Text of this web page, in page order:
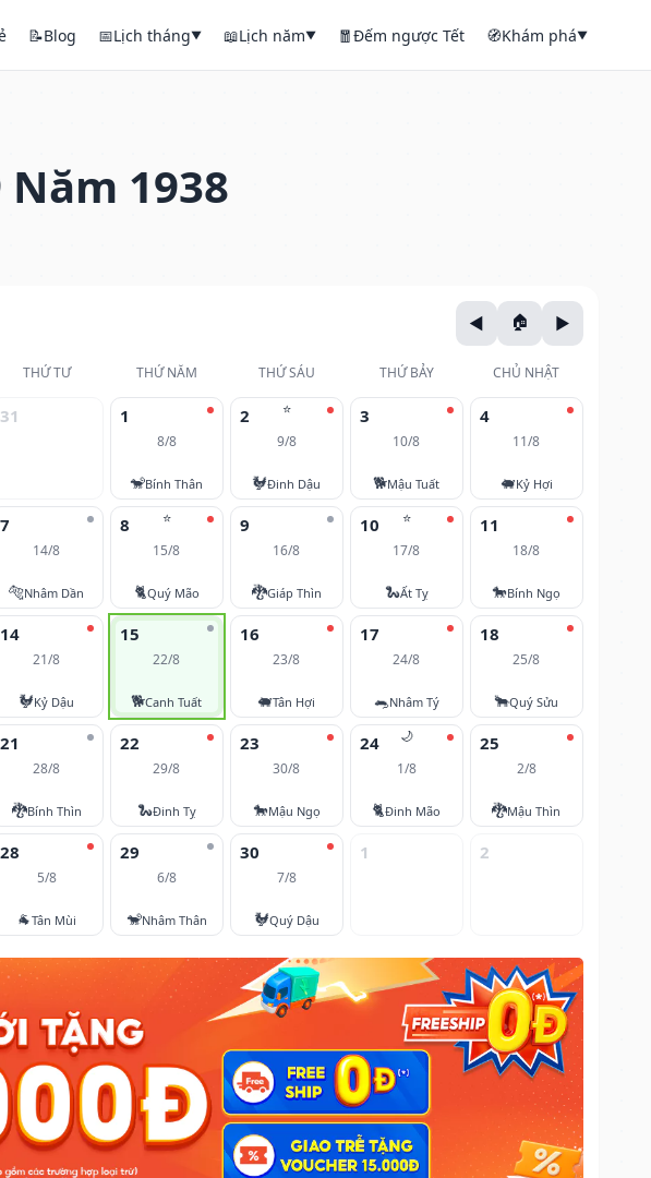
📝Blog 📅Lịch tháng▼ 📖Lịch năm▼ 🧧Đếm ngược Tết 🧭Khám phá▼
1938
THỨ TƯ THỨ NĂM THỨ SÁU THỨ BẢY CHỦ NHẬT
31 1
8/8
🐒Bính Thân
⭐
2
9/8
🐓Đinh Dậu
3
10/8
🐕Mậu Tuất
4
11/8
🐖Kỷ Hợi
7
14/8
🐅Nhâm Dần
⭐
8
15/8
🐈Quý Mão
9
16/8
🐉Giáp Thìn
⭐
10
17/8
🐍Ất Tỵ
11
18/8
🐎Bính Ngọ
14
21/8
🐓Kỷ Dậu
15
22/8
🐕Canh Tuất
16
23/8
🐖Tân Hợi
17
24/8
🐀Nhâm Tý
18
25/8
🐂Quý Sửu
21
28/8
🐉Bính Thìn
22
29/8
🐍Đinh Tỵ
23
30/8
🐎Mậu Ngọ
🌙
24
1/8
🐈Đinh Mão
25
2/8
🐉Mậu Thìn
28
5/8
🐐Tân Mùi
29
6/8
🐒Nhâm Thân
30
7/8
🐓Quý Dậu
1 2